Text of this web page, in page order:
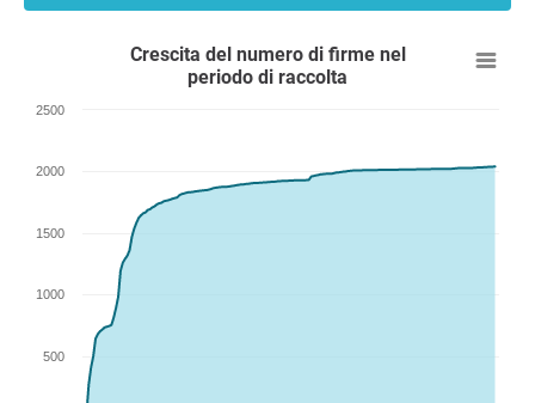
Crescita del numero di firme nel
periodo di raccolta
500
1000
1500
2000
2500